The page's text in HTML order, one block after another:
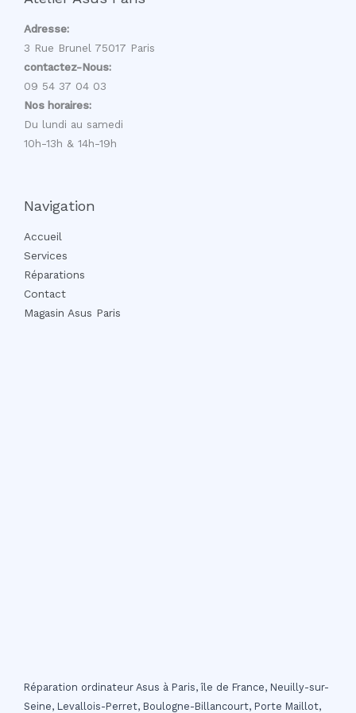
Adresse:
3 Rue Brunel 75017 Paris
contactez-Nous:
09 54 37 04 03
Nos horaires:
Du lundi au samedi
10h-13h & 14h-19h
Navigation
Accueil
Services
Réparations
Contact
Magasin Asus Paris
Réparation ordinateur Asus à Paris, île de France, Neuilly-sur-
Seine, Levallois-Perret, Boulogne-Billancourt, Porte Maillot,